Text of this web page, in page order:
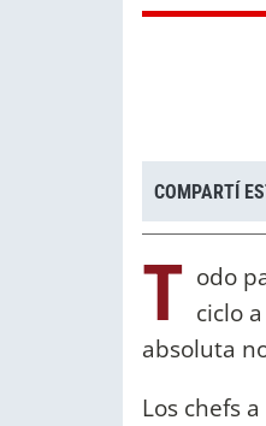
COMPARTÍ
T odo
ciclo
absoluta
Los chefs